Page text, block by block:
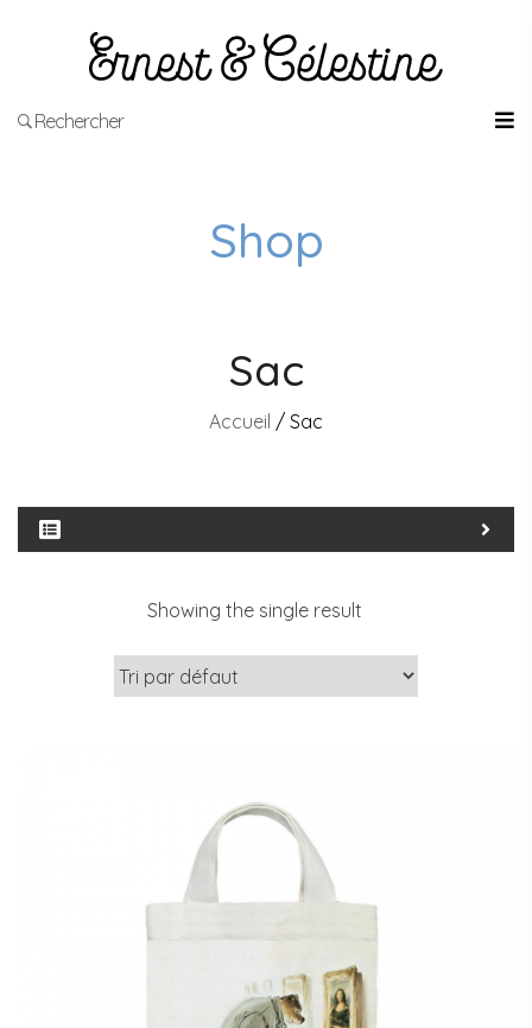
Rechercher
Shop
Sac
Accueil / Sac
Showing the single result